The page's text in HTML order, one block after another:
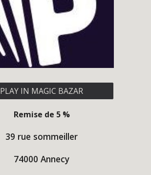
PLAY IN MAGIC BAZAR
Remise de 5 %
39 rue sommeiller
74000 Annecy